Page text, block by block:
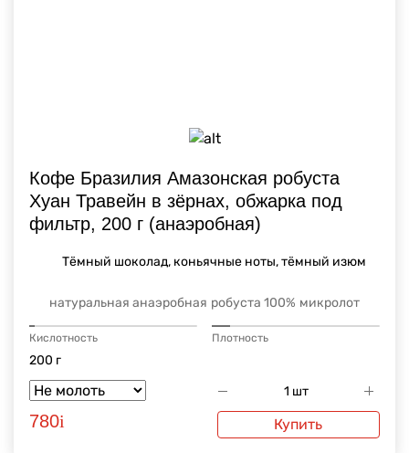
Кофе Бразилия Амазонская робуста
Хуан Травейн в зёрнах, обжарка под
фильтр, 200 г (анаэробная)
Тёмный шоколад, коньячные ноты, тёмный изюм
натуральная анаэробная робуста 100% микролот
Кислотность Плотность
200 г
780i Купить